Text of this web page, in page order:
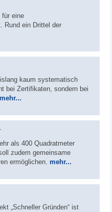
für eine
Rund ein Drittel der
kaum systematisch
bei Zertifikaten, sondern bei
mehr...
als 400 Quadratmeter
zudem gemeinsame
ermöglichen. mehr...
„Schneller Gründen“ ist